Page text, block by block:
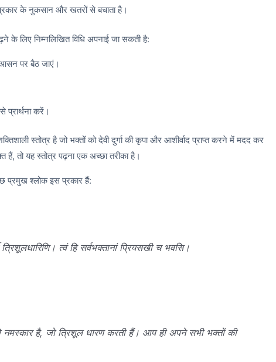
के नुकसान और खतरों से बचाता है।
के लिए निम्नलिखित विधि अपनाई जा सकती है:
पर बैठ जाएं।
प्रार्थना करें।
स्तोत्र है जो भक्तों को देवी दुर्गा की कृपा और आशीर्वाद प्राप्त करने में मदद कर
हैं, तो यह स्तोत्र पढ़ना एक अच्छा तरीका है।
प्रमुख श्लोक इस प्रकार हैं:
त्वं हि सर्वभक्तानां प्रियसखी च भवसि।
नमस्कार है, जो त्रिशूल धारण करती हैं। आप ही अपने सभी भक्तों की